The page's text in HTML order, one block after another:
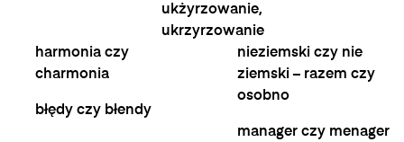
ukżyrzowanie,
ukrzyrzowanie
harmonia czy
charmonia
błędy czy błendy
nieziemski czy nie
ziemski – razem czy
osobno
manager czy menager